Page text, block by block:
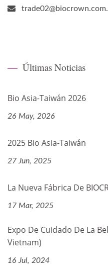
Últimas Noticias
Bio Asia-Taiwán 2026
26 May, 2026
2025 Bio Asia-Taiwán
27 Jun, 2025
La Nueva Fábrica De
17 Mar, 2025
Expo De Cuidado De La
Vietnam)
16 Jul, 2024